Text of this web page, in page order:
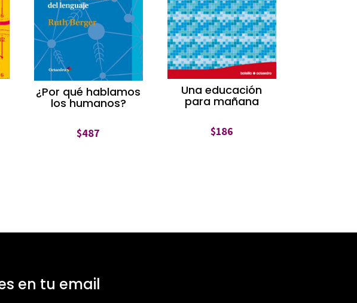
¿Por qué hablamos
los humanos?
$487
Una educación
para mañana
$186
en tu email